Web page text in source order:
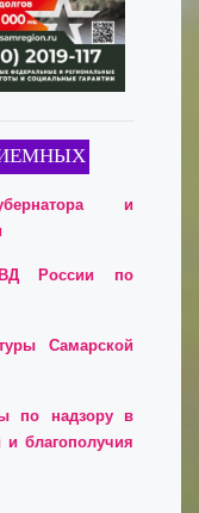
и
России по
Самарской
по надзору в
благополучия